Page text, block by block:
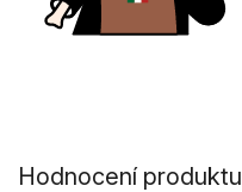
Hodnocení produktu